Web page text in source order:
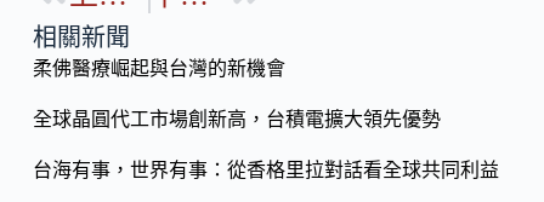
o
k
Li
n
k
相關新聞
柔佛醫療崛起與台灣的新機會
全球晶圓代工市場創新高，台積電擴大領先優勢
台海有事，世界有事：從香格里拉對話看全球共同利益